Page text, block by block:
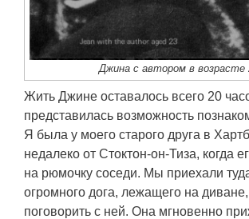
Джина с автором в возрасте
Жить Джине оставалось всего 20
представилась возможность
Я была у моего старого друга в
недалеко от Стоктон-он-Тиза, когда
на рюмочку соседи. Мы приехали
огромного дога, лежащего на
поговорить с ней. Она мгновенно